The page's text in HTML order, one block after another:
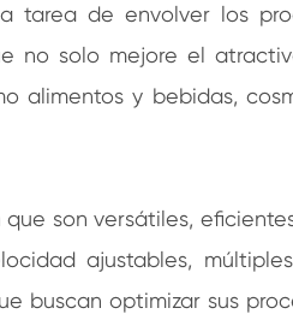
tarea de envolver los
no solo mejore el
alimentos y bebidas,
son versátiles,
ajustables,
buscan optimizar sus